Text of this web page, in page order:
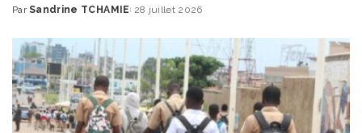
Publié
Par Sandrine TCHAMIE 28 juillet 2026